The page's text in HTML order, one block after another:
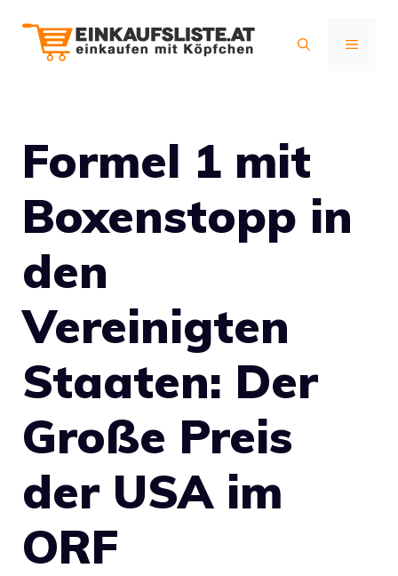
Inhalt
MENÜ
Formel 1 mit
Boxenstopp in
den
Vereinigten
Staaten: Der
Große Preis
der USA im
ORF